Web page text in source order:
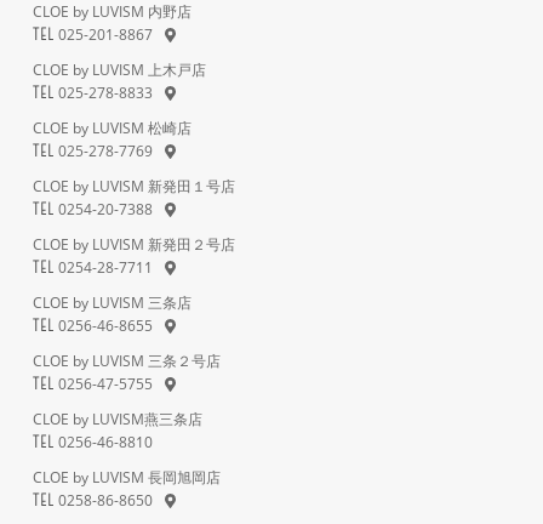
CLOE by LUVISM 内野店
TEL
025-201-8867
CLOE by LUVISM 上木戸店
TEL
025-278-8833
CLOE by LUVISM 松崎店
TEL
025-278-7769
CLOE by LUVISM 新発田１号店
TEL
0254-20-7388
CLOE by LUVISM 新発田２号店
TEL
0254-28-7711
CLOE by LUVISM 三条店
TEL
0256-46-8655
CLOE by LUVISM 三条２号店
TEL
0256-47-5755
CLOE by LUVISM燕三条店
TEL
0256-46-8810
CLOE by LUVISM 長岡旭岡店
TEL
0258-86-8650